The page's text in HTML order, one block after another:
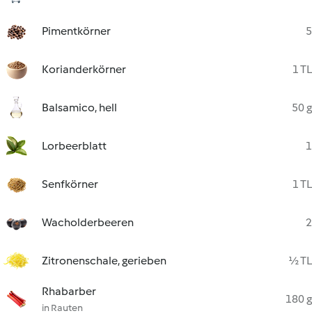
Pimentkörner 5
Korianderkörner 1 TL
Balsamico, hell 50 g
Lorbeerblatt 1
Senfkörner 1 TL
Wacholderbeeren 2
Zitronenschale, gerieben ½ TL
Rhabarber
in Rauten
180 g